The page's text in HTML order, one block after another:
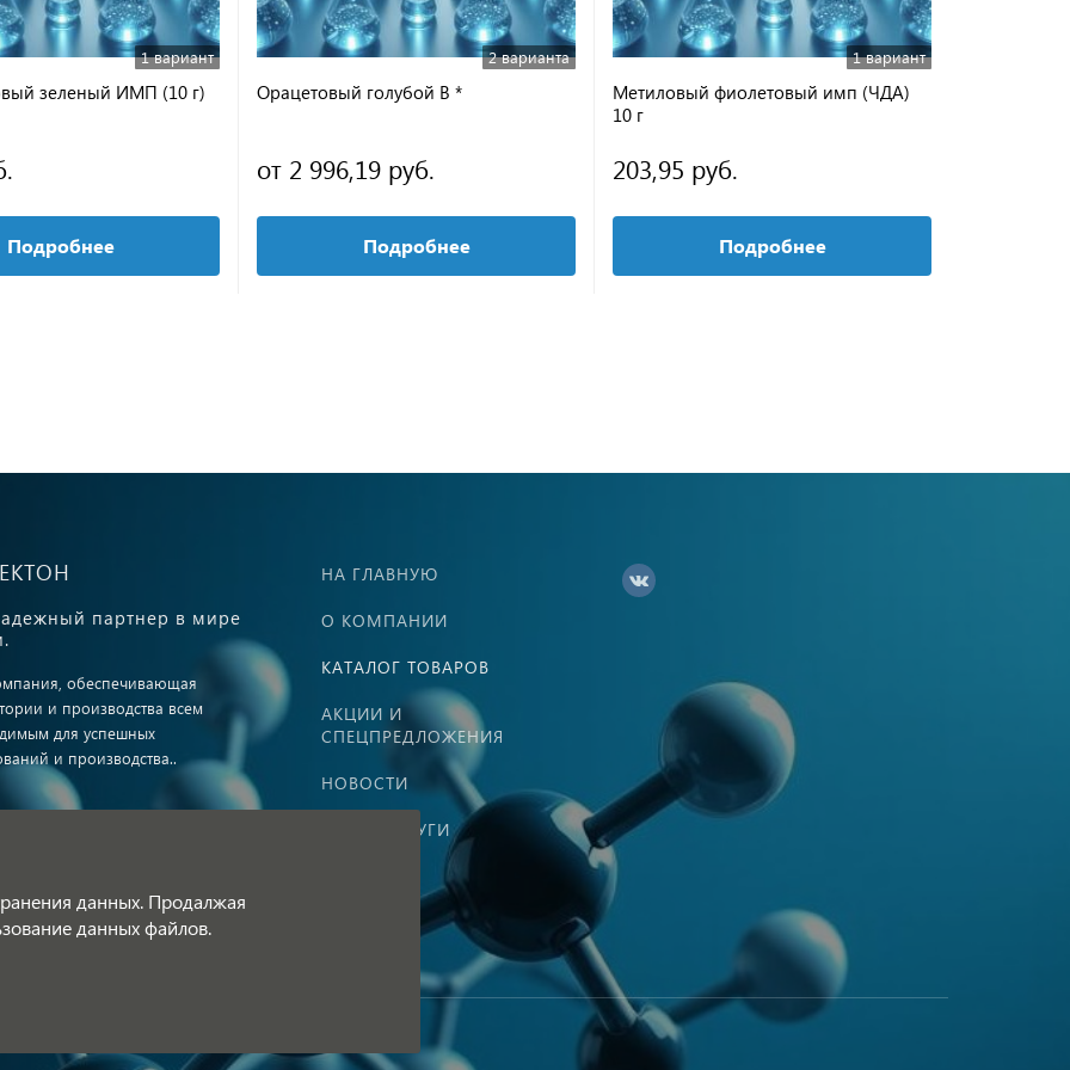
1 вариант
зеленый ИМП (10 г)
Подробнее
2 варианта
Орацетовый голубой B *
от 2 996,19 руб.
Подробнее
1 вариант
Метиловый фиолетовый имп (ЧДА)
10 г
203,95 руб.
Подробнее
партнер в мире
обеспечивающая
и производства всем
для успешных
и производства..
НА ГЛАВНУЮ
О КОМПАНИИ
КАТАЛОГ ТОВАРОВ
АКЦИИ И
СПЕЦПРЕДЛОЖЕНИЯ
НОВОСТИ
НАШИ УСЛУГИ
данных. Продалжая
данных файлов.